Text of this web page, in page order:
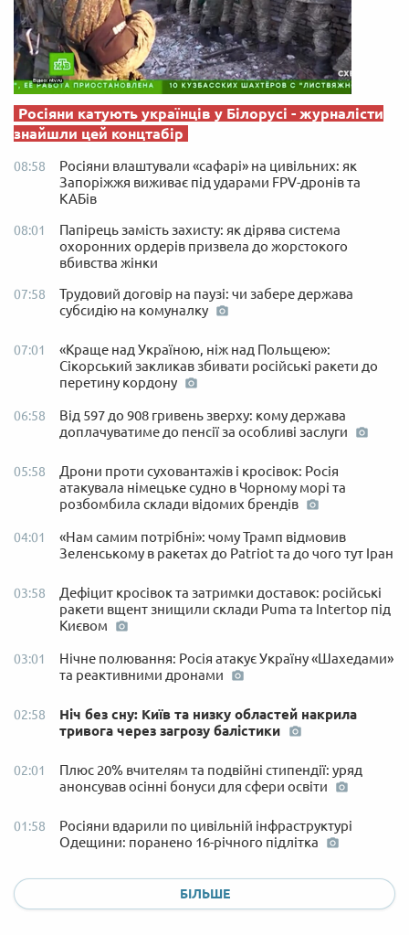
Росіяни катують українців у Білорусі - журналісти
знайшли цей концтабір
08:58
Росіяни влаштували «сафарі» на цивільних: як
Запоріжжя виживає під ударами FPV-дронів та
КАБів
08:01
Папірець замість захисту: як дірява система
охоронних ордерів призвела до жорстокого
вбивства жінки
07:58
Трудовий договір на паузі: чи забере держава
субсидію на комуналку
07:01
«Краще над Україною, ніж над Польщею»:
Сікорський закликав збивати російські ракети до
перетину кордону
06:58
Від 597 до 908 гривень зверху: кому держава
доплачуватиме до пенсії за особливі заслуги
05:58
Дрони проти суховантажів і кросівок: Росія
атакувала німецьке судно в Чорному морі та
розбомбила склади відомих брендів
04:01
«Нам самим потрібні»: чому Трамп відмовив
Зеленському в ракетах до Patriot та до чого тут Іран
03:58
Дефіцит кросівок та затримки доставок: російські
ракети вщент знищили склади Puma та Intertop під
Києвом
03:01
Нічне полювання: Росія атакує Україну «Шахедами»
та реактивними дронами
02:58
Ніч без сну: Київ та низку областей накрила
тривога через загрозу балістики
02:01
Плюс 20% вчителям та подвійні стипендії: уряд
анонсував осінні бонуси для сфери освіти
01:58
Росіяни вдарили по цивільній інфраструктурі
Одещини: поранено 16-річного підлітка
БІЛЬШЕ